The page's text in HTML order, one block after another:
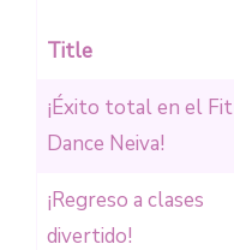
Title
¡Éxito total en el Fit
Dance Neiva!
¡Regreso a clases
divertido!